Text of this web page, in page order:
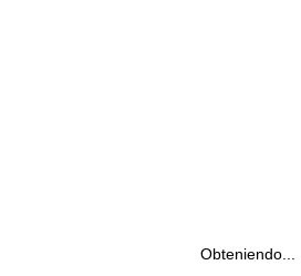
Obteniendo...